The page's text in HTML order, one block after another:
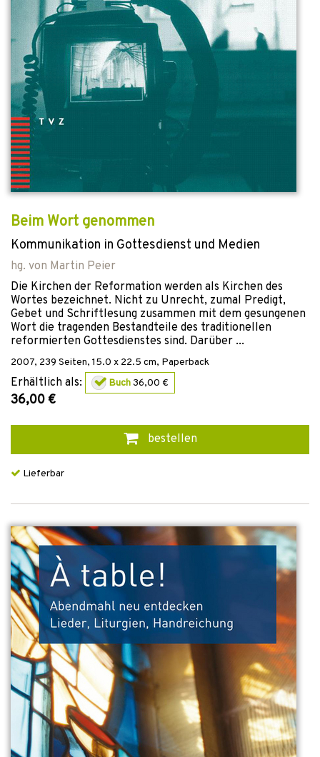
Beim Wort genommen
Kommunikation in Gottesdienst und Medien
hg. von Martin Peier
Die Kirchen der Reformation werden als Kirchen des
Wortes bezeichnet. Nicht zu Unrecht, zumal Predigt,
Gebet und Schriftlesung zusammen mit dem gesungenen
Wort die tragenden Bestandteile des traditionellen
reformierten Gottesdienstes sind. Darüber ...
2007, 239 Seiten, 15.0 x 22.5 cm, Paperback
Erhältlich als: Buch36,00 €
36,00 €
bestellen
Lieferbar